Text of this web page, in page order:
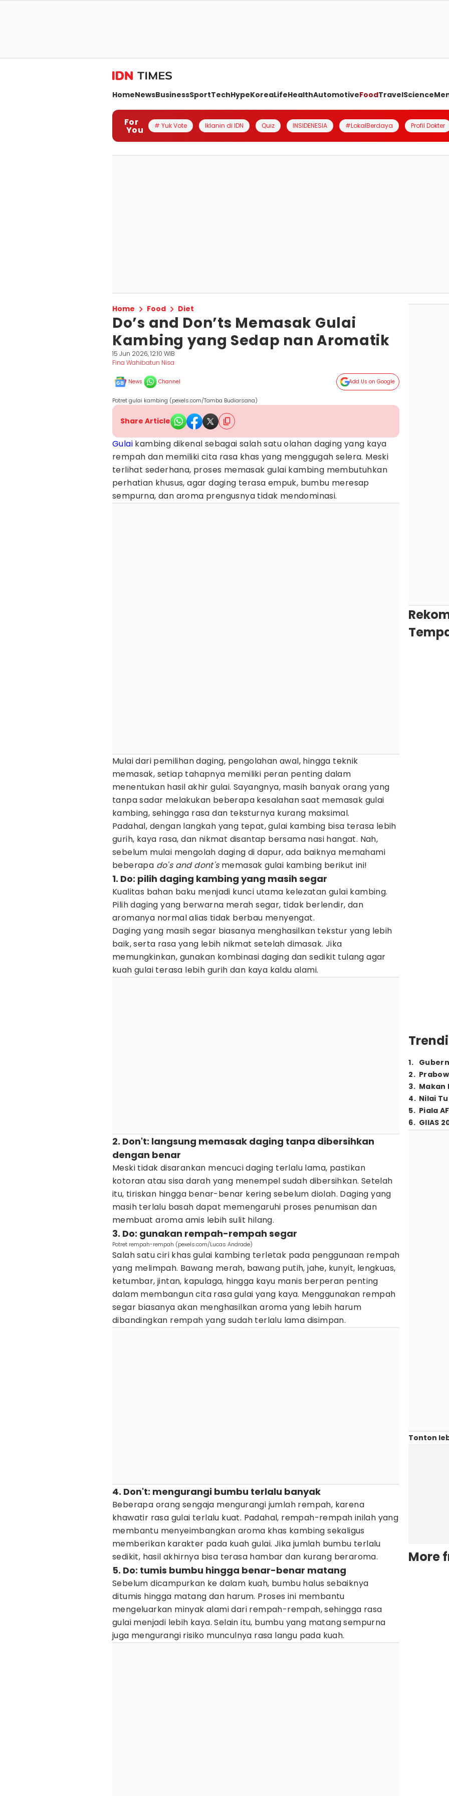
HomeNewsBusinessSportTechHypeKoreaLifeHealthAutomotiveFoodTravelScience
For
You # Yuk Vote Iklanin di IDN Quiz INSIDENESIA #LokalBerdaya Profil Dokter
Home Food Diet
Do’s and Don’ts Memasak Gulai
Kambing yang Sedap nan Aromatik
15 Jun 2026, 12:10 WIB
Fina Wahibatun Nisa
News Channel Add Us on Google
Potret gulai kambing (pexels.com/Tamba Budiarsana)
Share Article
Gulai kambing dikenal sebagai salah satu olahan daging yang kaya
rempah dan memiliki cita rasa khas yang menggugah selera. Meski
terlihat sederhana, proses memasak gulai kambing membutuhkan
perhatian khusus, agar daging terasa empuk, bumbu meresap
sempurna, dan aroma prengusnya tidak mendominasi.
Mulai dari pemilihan daging, pengolahan awal, hingga teknik
memasak, setiap tahapnya memiliki peran penting dalam
menentukan hasil akhir gulai. Sayangnya, masih banyak orang yang
tanpa sadar melakukan beberapa kesalahan saat memasak gulai
kambing, sehingga rasa dan teksturnya kurang maksimal.
Padahal, dengan langkah yang tepat, gulai kambing bisa terasa lebih
gurih, kaya rasa, dan nikmat disantap bersama nasi hangat. Nah,
sebelum mulai mengolah daging di dapur, ada baiknya memahami
beberapa do's and dont's memasak gulai kambing berikut ini!
1. Do: pilih daging kambing yang masih segar
Kualitas bahan baku menjadi kunci utama kelezatan gulai kambing.
Pilih daging yang berwarna merah segar, tidak berlendir, dan
aromanya normal alias tidak berbau menyengat.
Daging yang masih segar biasanya menghasilkan tekstur yang lebih
baik, serta rasa yang lebih nikmat setelah dimasak. Jika
memungkinkan, gunakan kombinasi daging dan sedikit tulang agar
kuah gulai terasa lebih gurih dan kaya kaldu alami.
2. Don't: langsung memasak daging tanpa dibersihkan
dengan benar
Meski tidak disarankan mencuci daging terlalu lama, pastikan
kotoran atau sisa darah yang menempel sudah dibersihkan. Setelah
itu, tiriskan hingga benar-benar kering sebelum diolah. Daging yang
masih terlalu basah dapat memengaruhi proses penumisan dan
membuat aroma amis lebih sulit hilang.
3. Do: gunakan rempah-rempah segar
Potret rempah-rempah (pexels.com/Lucas Andrade)
Salah satu ciri khas gulai kambing terletak pada penggunaan rempah
yang melimpah. Bawang merah, bawang putih, jahe, kunyit, lengkuas,
ketumbar, jintan, kapulaga, hingga kayu manis berperan penting
dalam membangun cita rasa gulai yang kaya. Menggunakan rempah
segar biasanya akan menghasilkan aroma yang lebih harum
dibandingkan rempah yang sudah terlalu lama disimpan.
4. Don't: mengurangi bumbu terlalu banyak
Beberapa orang sengaja mengurangi jumlah rempah, karena
khawatir rasa gulai terlalu kuat. Padahal, rempah-rempah inilah yang
membantu menyeimbangkan aroma khas kambing sekaligus
memberikan karakter pada kuah gulai. Jika jumlah bumbu terlalu
sedikit, hasil akhirnya bisa terasa hambar dan kurang beraroma.
5. Do: tumis bumbu hingga benar-benar matang
Sebelum dicampurkan ke dalam kuah, bumbu halus sebaiknya
ditumis hingga matang dan harum. Proses ini membantu
mengeluarkan minyak alami dari rempah-rempah, sehingga rasa
gulai menjadi lebih kaya. Selain itu, bumbu yang matang sempurna
juga mengurangi risiko munculnya rasa langu pada kuah.
1.
2.
3. Makan
4. Nilai
5. Piala
6. GIIAS
Tonton
More